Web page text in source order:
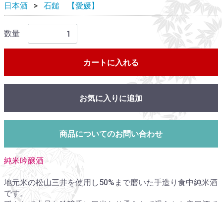
日本酒
石鎚 【愛媛】
数量
カートに入れる
お気に入りに追加
商品についてのお問い合わせ
純米吟醸酒
地元米の松山三井を使用し50%まで磨いた手造り食中純米酒
です。